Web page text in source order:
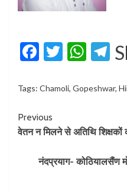
Facebook
Twitter
Tags: Chamoli, Gopeshwar,
Previous
वेतन न मिलने से अतिथि
नंदप्रयाग- कोठियालसैंण